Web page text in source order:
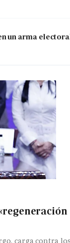
un arma
carga contra